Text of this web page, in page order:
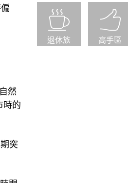
然
時的
突
退休族 高手區